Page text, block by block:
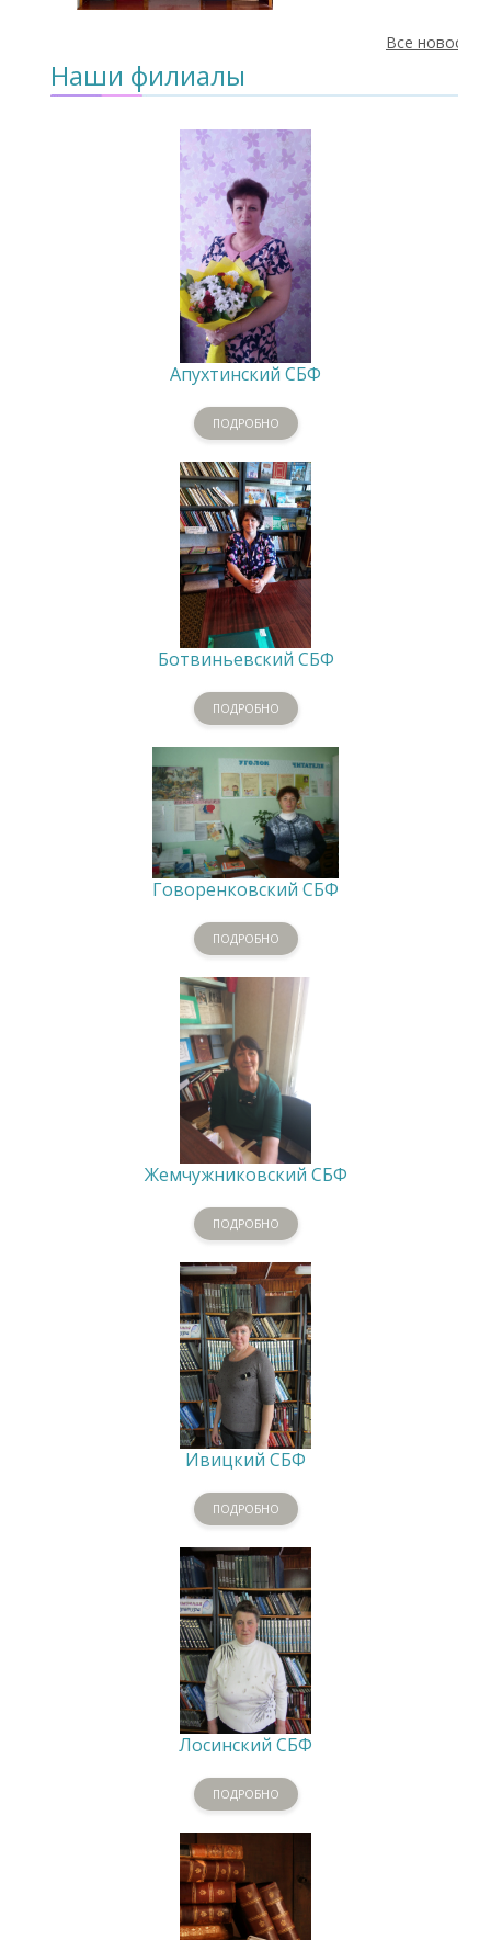
Все новости
Наши филиалы
Апухтинский СБФ
ПОДРОБНО
Ботвиньевский СБФ
ПОДРОБНО
Говоренковский СБФ
ПОДРОБНО
Жемчужниковский СБФ
ПОДРОБНО
Ивицкий СБФ
ПОДРОБНО
Лосинский СБФ
ПОДРОБНО